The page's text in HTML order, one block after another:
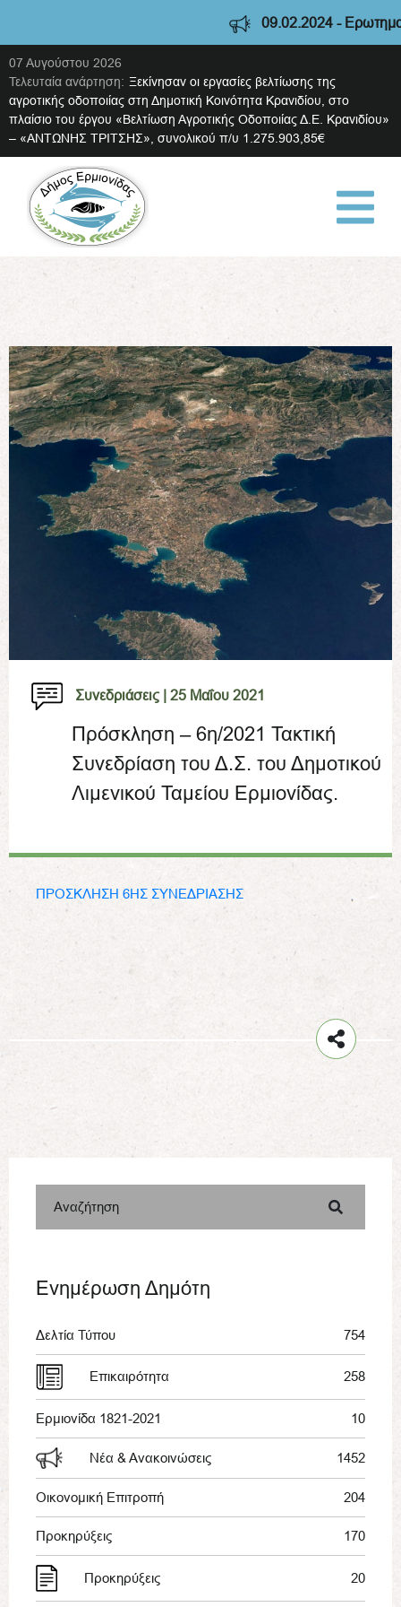
09.02.2024 -
07 Αυγούστου 2026
Τελευταία ανάρτηση: Ξεκίνησαν οι εργασίες βελτίωσης της
αγροτικής οδοποιίας στη Δημοτική Κοινότητα Κρανιδίου, στο
πλαίσιο του έργου «Βελτίωση Αγροτικής Οδοποιίας Δ.Ε. Κρανιδίου»
– «ΑΝΤΩΝΗΣ ΤΡΙΤΣΗΣ», συνολικού π/υ 1.275.903,85€
Συνεδριάσεις | 25 Μαΐου 2021
Πρόσκληση – 6η/2021 Τακτική
Συνεδρίαση του Δ.Σ. του Δημοτικού
Λιμενικού Ταμείου Ερμιονίδας.
ΠΡΟΣΚΛΗΣΗ 6ΗΣ ΣΥΝΕΔΡΙΑΣΗΣ
Αναζήτηση
Ενημέρωση Δημότη
Δελτία Τύπου 754
Επικαιρότητα 258
Ερμιονίδα 1821-2021 10
Νέα & Ανακοινώσεις 1452
Οικονομική Επιτροπή 204
Προκηρύξεις 170
Προκηρύξεις 20